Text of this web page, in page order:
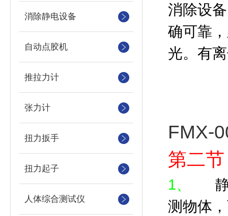
消除静电设备
自动点胶机
推拉力计
张力计
扭力扳手
扭力起子
人体综合测试仪
消除设
确可靠
光。 有
FMX-
第二
1、
测物体